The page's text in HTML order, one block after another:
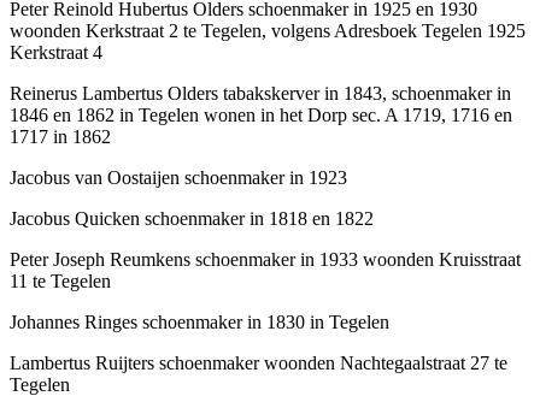
Peter Reinold Hubertus Olders schoenmaker in 1925 en 1930
woonden Kerkstraat 2 te Tegelen, volgens Adresboek Tegelen 1925
Kerkstraat 4
Reinerus Lambertus Olders tabakskerver in 1843, schoenmaker in
1846 en 1862 in Tegelen wonen in het Dorp sec. A 1719, 1716 en
1717 in 1862
Jacobus van Oostaijen schoenmaker in 1923
Jacobus Quicken schoenmaker in 1818 en 1822
Peter Joseph Reumkens schoenmaker in 1933 woonden Kruisstraat
11 te Tegelen
Johannes Ringes schoenmaker in 1830 in Tegelen
Lambertus Ruijters schoenmaker woonden Nachtegaalstraat 27 te
Tegelen